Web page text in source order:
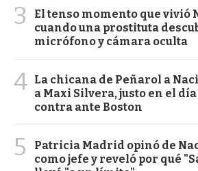
3
El tenso momento que vivió
cuando una prostituta
micrófono y cámara oculta
4 La chicana de Peñarol a
a Maxi Silvera, justo en el
contra ante Boston
5
Patricia Madrid opinó de
como jefe y reveló por qué